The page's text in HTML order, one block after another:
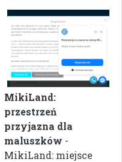
MikiLand:
przestrzeń
przyjazna dla
maluszków -
MikiLand: miejsce